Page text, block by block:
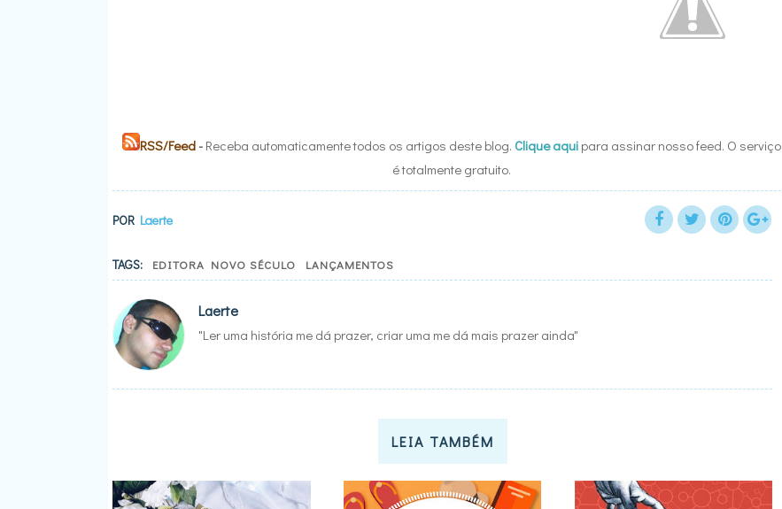
RSS/Feed- Receba automaticamente todos os artigos deste blog. Clique aquipara assinar nosso feed. O serviço
é totalmente gratuito.
POR Laerte
TAGS: EDITORA NOVO SÉCULO LANÇAMENTOS
Laerte
"Ler uma história me dá prazer, criar uma me dá mais prazer ainda"
LEIA TAMBÉM